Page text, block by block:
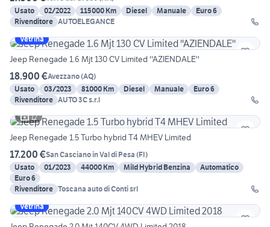
Usato
02/2022 115000 Km Diesel Manuale
Euro 6
Rivenditore AUTOELEGANCE
Vetrina
Jeep Renegade 1.6 Mjt 130 CV Limited ''AZIENDALE''
18.900 €Avezzano(AQ)
Usato
03/2023 81000 Km Diesel Manuale
Euro 6
Rivenditore AUTO 3C s.r.l
12
Jeep Renegade 1.5 Turbo hybrid T4 MHEV Limited
17.200 €San Casciano in Val di Pesa (FI)
Usato
01/2023 44000 Km Mild Hybrid Benzina
Automatico
Euro 6
Rivenditore Toscana auto di Conti srl
Vetrina